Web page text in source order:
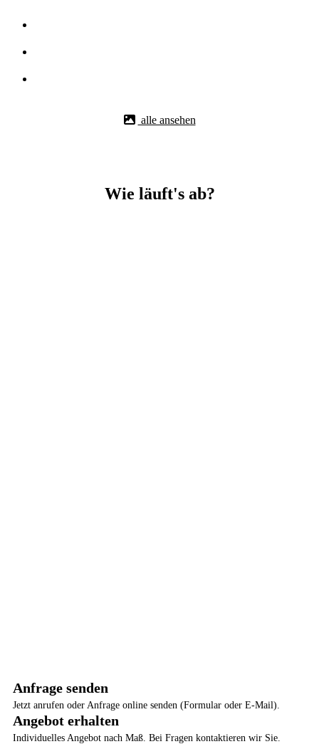
alle ansehen
Wie läuft's ab?
Anfrage senden
Jetzt anrufen oder Anfrage online senden (Formular oder E-Mail).
Angebot erhalten
Individuelles Angebot nach Maß. Bei Fragen kontaktieren wir Sie.